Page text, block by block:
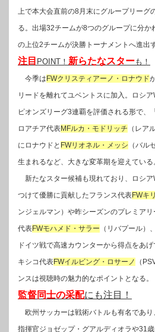
上で本大会直前の8月末にグループリーグ
る。出場32チームが8つのグループに分
の上位2チームが決勝トーナメントへ進出
注目 POINT！ 新らたなスターも！
今季は FWクリスティアーノ・ロナウド
リードを離れてユベントスに加入。ロシ
ピオンズリーグ3連覇を評価される形で、
ロアチア代表MFルカ・モドリッチ （レア
にロナウドと FWリオネル・メッシ （バル
生まれるなど、大きな変革期を迎えている
新たなスター候補も現れており、ロシ
つけて優勝に貢献したフランス代表FWキ
ンジェルマン）や昨シーズンのプレミア
代表FWモハメド・サラー （リバプール）
ドイツ戦で高速カウンターから得点をあ
キシコ代表FWイルビング・ロサーノ
（
ンスは視聴時の魅力的なポイントとなる。
監督同士の采配にも注目！
欧州サッカーは戦術バトルも有名であ
指揮官ジョゼップ・グアルディオラや31